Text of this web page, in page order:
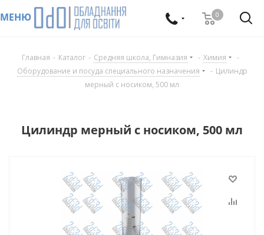
МЕНЮ 0
Главная - Каталог - Средняя школа, Гимназия - Химия
-
Оборудование и посуда специального назначения
- Цилиндр
мерный с носиком, 500 мл
Цилиндр мерный с носиком, 500 мл